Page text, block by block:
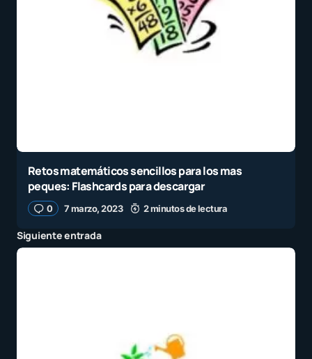
Retos matemáticos sencillos para los mas
peques: Flashcards para descargar
0 7 marzo, 2023 2 minutos de lectura
Siguiente entrada